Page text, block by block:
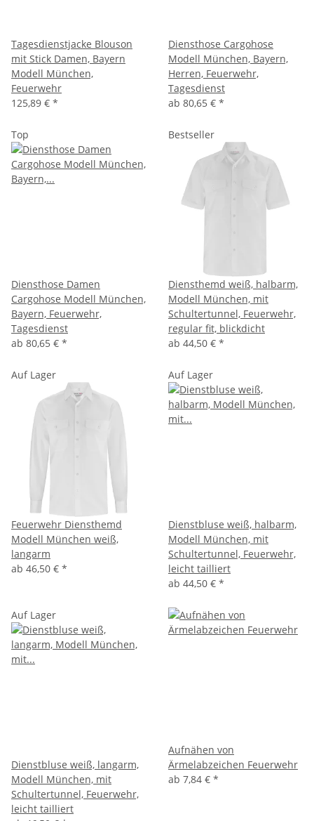
Tagesdienstjacke Blouson
mit Stick Damen, Bayern
Modell München,
Feuerwehr
125,89 € *
Diensthose Cargohose
Modell München, Bayern,
Herren, Feuerwehr,
Tagesdienst
ab 80,65 € *
Top
Diensthose Damen
Cargohose Modell München,
Bayern, Feuerwehr,
Tagesdienst
ab 80,65 € *
Bestseller
Diensthemd weiß, halbarm,
Modell München, mit
Schultertunnel, Feuerwehr,
regular fit, blickdicht
ab 44,50 € *
Auf Lager
Feuerwehr Diensthemd
Modell München weiß,
langarm
ab 46,50 € *
Auf Lager
Dienstbluse weiß, halbarm,
Modell München, mit
Schultertunnel, Feuerwehr,
leicht tailliert
ab 44,50 € *
Auf Lager
Dienstbluse weiß, langarm,
Modell München, mit
Schultertunnel, Feuerwehr,
leicht tailliert
Aufnähen von
Ärmelabzeichen Feuerwehr
ab 7,84 € *